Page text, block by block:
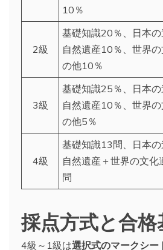
10％
2級
基礎知識20％、日本
自然遺産10％、世界
の他10％
3級
基礎知識25％、日本
自然遺産10％、世界
の他5％
4級
基礎知識13問、日本
自然遺産＋世界の文
問
採点方式と合格
4級～1級は選択式のマークシー